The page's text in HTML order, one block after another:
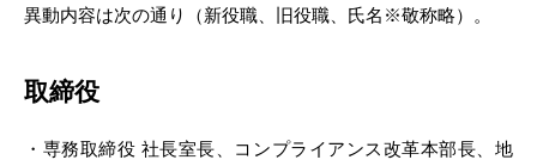
異動内容は次の通り（新役職、旧役職、氏名※敬称略）。
取締役
・専務取締役 社長室長、コンプライアンス改革本部長、地